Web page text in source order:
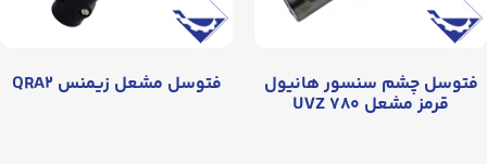
فتوسل چشم سنسور هانیول
قرمز مشعل UVZ ۷۸۰
فتوسل مشعل زیمنس QRA۲